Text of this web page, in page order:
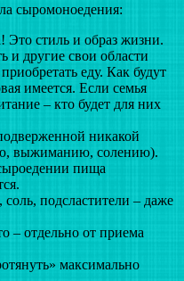
сыромоноедения:
Это стиль и образ жизни.
и другие свои области
еду. Как будут
имеется. Если семья
– кто будет для них
никакой
выжиманию, солению).
пища
подсластители – даже
– отдельно от приема
максимально